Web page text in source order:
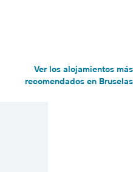
Ver los alojamientos más
recomendados en Bruselas